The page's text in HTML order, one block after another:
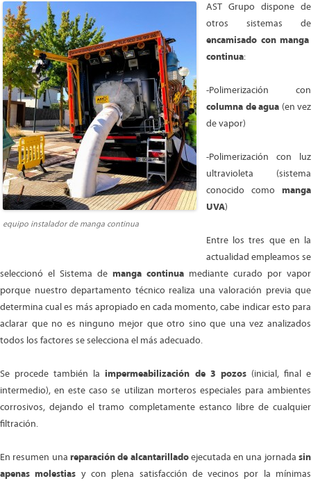
equipo instalador de manga continua
AST Grupo dispone de
otros sistemas de
encamisado con manga
continua:
-Polimerización con
columna de agua (en vez
de vapor)
-Polimerización con luz
ultravioleta (sistema
conocido como manga
UVA)
Entre los tres que en la
actualidad empleamos se
seleccionó el Sistema de manga continua mediante curado por vapor
porque nuestro departamento técnico realiza una valoración previa que
determina cual es más apropiado en cada momento, cabe indicar esto para
aclarar que no es ninguno mejor que otro sino que una vez analizados
todos los factores se selecciona el más adecuado.
Se procede también la impermeabilización de 3 pozos(inicial, final e
intermedio), en este caso se utilizan morteros especiales para ambientes
corrosivos, dejando el tramo completamente estanco libre de cualquier
filtración.
En resumen una reparación de alcantarilladoejecutada en una jornadasin
apenas molestias y con plena satisfacción de vecinos por la mínimas